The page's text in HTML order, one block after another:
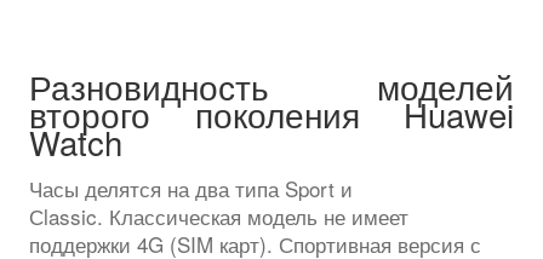
Разновидность моделей
второго поколения Huawei
Watch
Часы делятся на два типа Sport и
Сlassic. Классическая модель не имеет
поддержки 4G (SIM карт). Спортивная версия с